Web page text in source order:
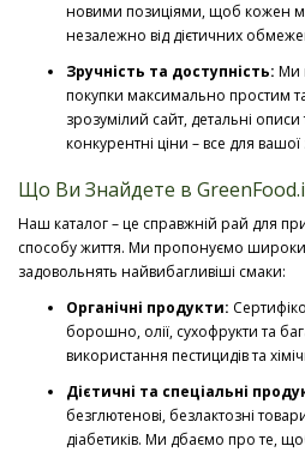
новими позиціями, щоб кожен
незалежно від дієтичних
Зручність та доступність: Ми
покупки максимально простим
зрозумілий сайт, детальні
конкурентні ціни – все для вашої
Що Ви Знайдете в
Наш каталог – це справжній рай для
способу життя. Ми пропонуємо
задовольнять найвибагливіші смаки:
Органічні продукти:
борошно, олії, сухофрукти та
використання пестицидів та
Дієтичні та спеціальні
безглютенові, безлактозні
діабетиків. Ми дбаємо про те,